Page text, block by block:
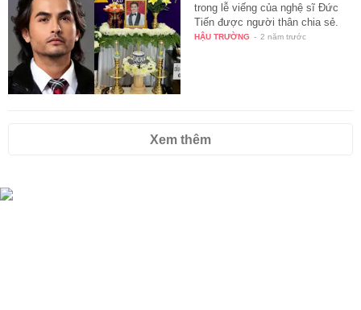
trong lễ viếng của nghệ sĩ Đức
Tiến được người thân chia sẻ.
HẬU TRƯỜNG - 2 năm trước
Xem thêm